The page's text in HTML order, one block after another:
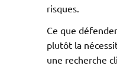
risques.
Ce que
plutôt la
une recherche